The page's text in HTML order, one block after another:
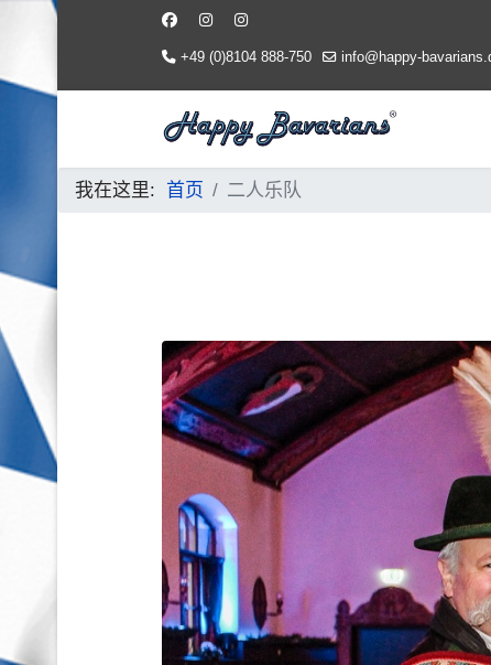
+49 (0)8104 888-750 info@happy-
我在这里: 首页 二人乐队